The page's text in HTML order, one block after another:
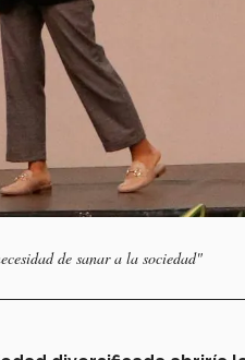
de sanar a la sociedad"